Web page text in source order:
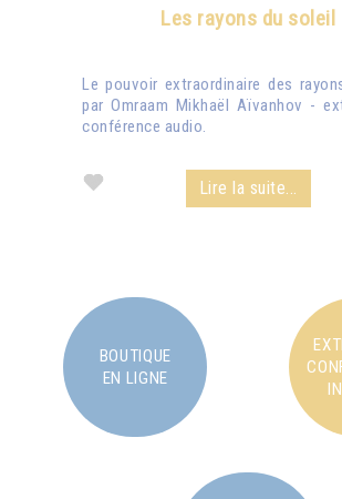
Les rayons du soleil
Le pouvoir extraordinaire des
par Omraam Mikhaël Aïvanhov -
conférence audio.
Lire la suite...
BOUTIQUE
EN LIGNE